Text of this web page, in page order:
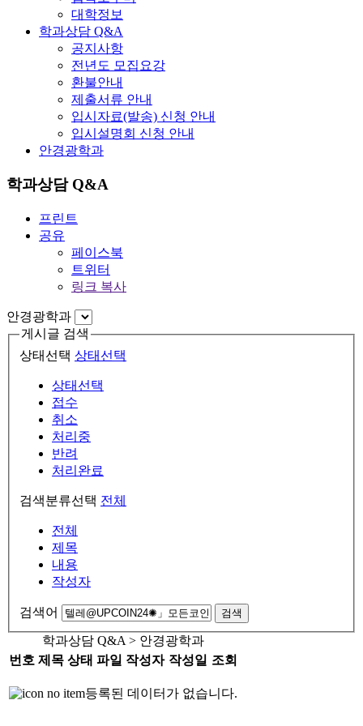
대학정보
학과상담 Q&A
공지사항
전년도 모집요강
환불안내
제출서류 안내
입시자료(발송) 신청 안내
입시설명회 신청 안내
안경광학과
학과상담 Q&A
프린트
공유
페이스북
트위터
링크 복사
안경광학과
게시글 검색
상태선택 상태선택
상태선택
접수
취소
처리중
반려
처리완료
검색분류선택 전체
전체
제목
내용
작성자
검색어 검색
학과상담 Q&A > 안경광학과
번호 제목 상태 파일 작성자 작성일 조회
등록된 데이터가 없습니다.